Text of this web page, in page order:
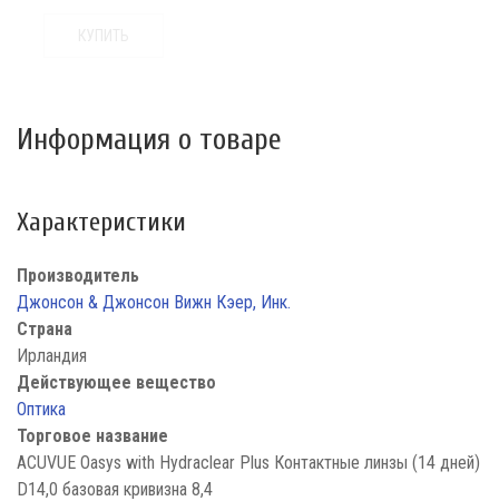
Информация о товаре
Характеристики
Производитель
Джонсон & Джонсон Вижн Кэер, Инк.
Страна
Ирландия
Действующее вещество
Оптика
Торговое название
ACUVUE Oasys with Hydraclear Plus Контактные линзы (14 дней)
D14,0 базовая кривизна 8,4